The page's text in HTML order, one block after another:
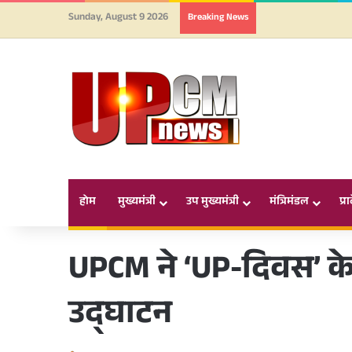
Sunday, August 9 2026 Breaking News
होम मुख्यमंत्री उप मुख्यमंत्री मंत्रिमंडल
UPCM ने ‘UP-दिवस’
उद्घाटन